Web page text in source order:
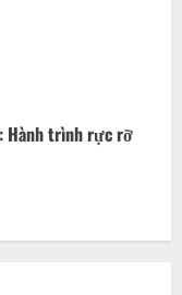
Hành trình rực rỡ